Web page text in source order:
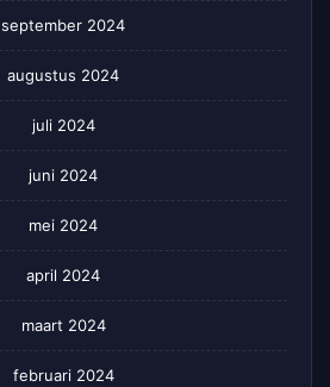
september 2024
augustus 2024
juli 2024
juni 2024
mei 2024
april 2024
maart 2024
februari 2024